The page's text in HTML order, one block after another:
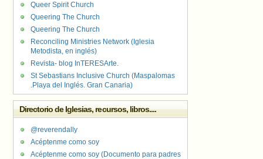
Queer Spirit Church
Queering The Church
Queering The Church
Reconciling Ministries Network (Iglesia
Metodista, en inglés)
Revista- blog InTERESArte.
St Sebastians Inclusive Church (Maspalomas
.Playa del Inglés. Gran Canaria)
Directorio de Iglesias, recursos, libros....
@reverendally
Acéptenme como soy
Acéptenme como soy (Documento para padres